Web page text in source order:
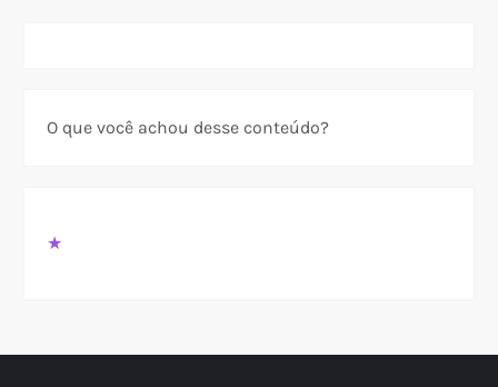
O que você achou desse conteúdo?
★